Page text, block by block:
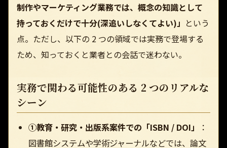
制作やマーケティング業務では、概念の知識として
持っておくだけで十分(深追いしなくてよい)」 という
点。ただし、以下の 2 つの領域では実務で登場する
ため、知っておくと業者との会話で迷わない。
実務で関わる可能性のある 2 つのリアルな
シーン
①教育・研究・出版系案件での「ISBN / DOI」
：
図書館システムや学術ジャーナルなどでは、論文